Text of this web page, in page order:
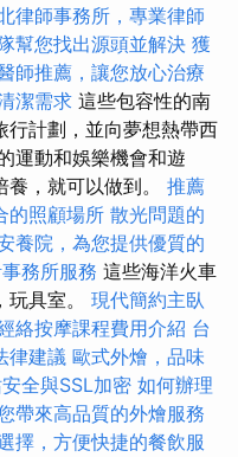
律師事務所，專業律師
幫您找出源頭並解決 獲
師推薦，讓您放心治療
潔需求 這些包容性的南
行計劃，並向夢想熱帶西
運動和娛樂機會和遊
，就可以做到。 推薦
的照顧場所 散光問題的
養院，為您提供優質的
務所服務 這些海洋火車
具室。 現代簡約主臥
絡按摩課程費用介紹 台
律建議 歐式外燴，品味
全與SSL加密 如何辦理
帶來高品質的外燴服務
擇，方便快捷的餐飲服